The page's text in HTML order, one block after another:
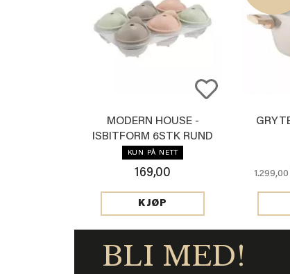
MODERN HOUSE -
ISBITFORM 6STK RUND
KUN PÅ NETT
169,00
KJØP
1.299,00
BLI MED!